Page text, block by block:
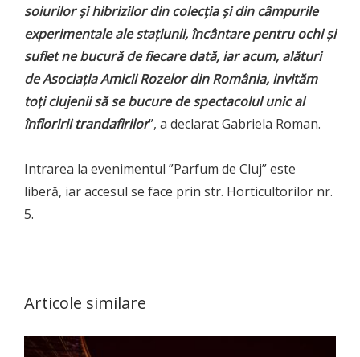
soiurilor și hibrizilor din colecția și din câmpurile
experimentale ale stațiunii, încântare pentru ochi și
suflet ne bucură de fiecare dată, iar acum, alături
de Asociația Amicii Rozelor din România, invităm
toți clujenii să se bucure de spectacolul unic al
înfloririi trandafirilor”, a declarat Gabriela Roman.
Intrarea la evenimentul ”Parfum de Cluj” este
liberă, iar accesul se face prin str. Horticultorilor nr.
5.
Articole similare